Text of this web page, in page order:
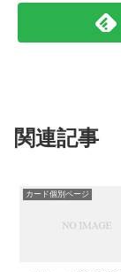
関連記事
カード個別ページ